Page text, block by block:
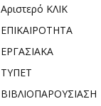
Αριστερό ΚΛΙΚ
ΕΠΙΚΑΙΡΟΤΗΤΑ
ΕΡΓΑΣΙΑΚΑ
ΤΥΠΕΤ
ΒΙΒΛΙΟΠΑΡΟΥΣΙΑΣΗ